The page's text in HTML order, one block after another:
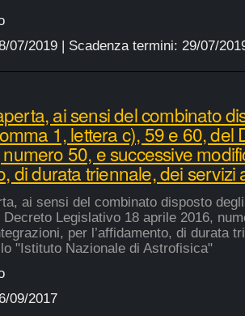
07/2019| Scadenza termini: 29/07/
ai sensi del combinato
1, lettera c), 59 e 60, del
50, e successive
di durata triennale, dei servizi
ai sensi del combinato disposto
Legislativo 18 aprile 2016,
per l’affidamento, di durata
"Istituto Nazionale di Astrofisica"
09/2017